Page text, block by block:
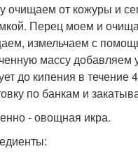
очищаем от кожуры и
Перец моем и
измельчаем с
массу добавляем
до кипения в
по банкам и
- овощная икра.